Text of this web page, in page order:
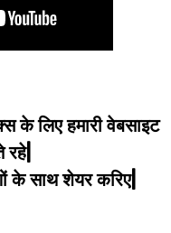
के लिए हमारी वेबसाइट
रहे|
के साथ शेयर करिए|